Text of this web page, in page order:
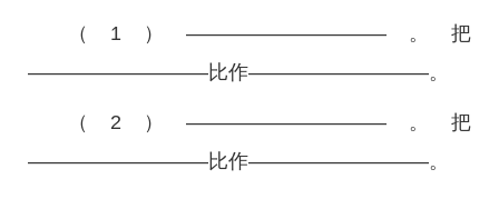
（1）——————————。把
—————————比作—————————。
（2）——————————。把
—————————比作—————————。